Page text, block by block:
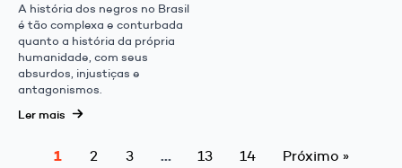
A história dos negros no Brasil
é tão complexa e conturbada
quanto a história da própria
humanidade, com seus
absurdos, injustiças e
antagonismos.
Ler mais
1 2 3 … 13 14 Próximo »